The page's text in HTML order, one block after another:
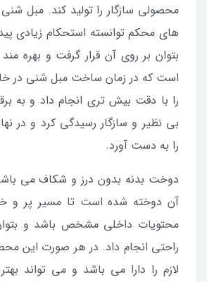
محصولی سازگار را تولید کند. مبل
های محکم توانسته استحکام زیادی
بتوان بر روی آن قرار گرفت و بهره
است که در زمان ساخت مبل شنی در
را با دقت بیش تری انجام داد و به
بی نظیر و سازگار رسیدگی کرد و در
را به دست آورد.
دوخت بدنه بدون درز و شکاف می
آن دوخته شده است تا مسیر پر و
محتویات داخلی مشخص باشد و بتوان
راحتی انجام داد. در هر صورت این
لازم را دارا می باشد و می تواند